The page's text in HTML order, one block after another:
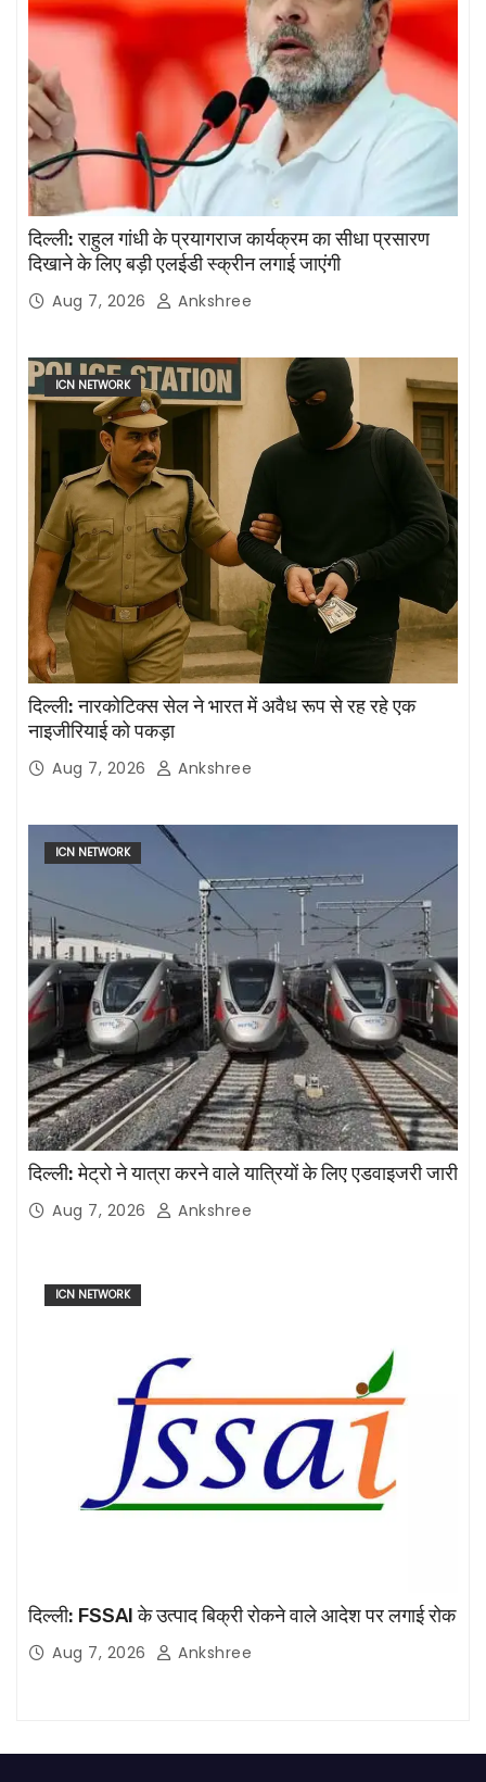
दिल्ली: राहुल गांधी के प्रयागराज कार्यक्रम का सीधा प्रसारण
दिखाने के लिए बड़ी एलईडी स्क्रीन लगाई जाएंगी
Aug 7, 2026 Ankshree
ICN NETWORK
दिल्ली: नारकोटिक्स सेल ने भारत में अवैध रूप से रह रहे एक
नाइजीरियाई को पकड़ा
Aug 7, 2026 Ankshree
ICN NETWORK
दिल्ली: मेट्रो ने यात्रा करने वाले यात्रियों के लिए एडवाइजरी जारी
Aug 7, 2026 Ankshree
ICN NETWORK
दिल्ली: FSSAI के उत्पाद बिक्री रोकने वाले आदेश पर लगाई रोक
Aug 7, 2026 Ankshree